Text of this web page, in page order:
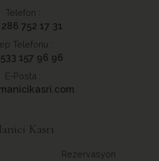
Telefon :
752 17 31
Telefonu :
157 96 96
E-Posta :
Kasrı
Rezervasyon